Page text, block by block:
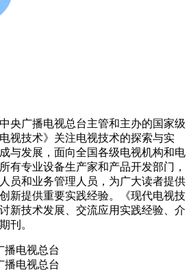
央广播电视总台主管和主办的国家级
视技术》关注电视技术的探索与实
与发展，面向全国各级电视机构和电
有专业设备生产家和产品开发部门，
员和业务管理人员，为广大读者提供
新提供重要实践经验。《现代电视技
新技术发展、交流应用实践经验、介
刊。
播电视总台
播电视总台